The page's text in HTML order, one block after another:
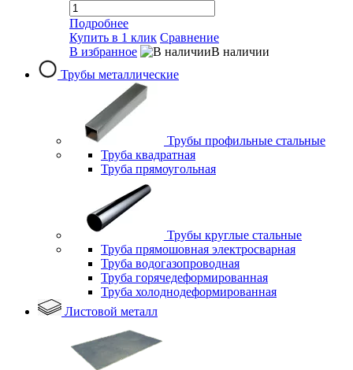
Подробнее
Купить в 1 клик Сравнение
В избранное
В наличии
Трубы металлические
Трубы профильные стальные
Труба квадратная
Труба прямоугольная
Трубы круглые стальные
Труба прямошовная электросварная
Труба водогазопроводная
Труба горячедеформированная
Труба холоднодеформированная
Листовой металл